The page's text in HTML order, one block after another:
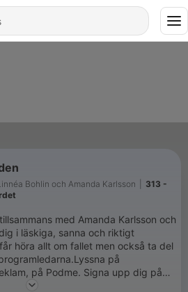
Bohlin och Amanda Karlsson
313 -
med Amanda Karlsson och
i läskiga, sanna och riktigt
höra allt om fallet men också ta del
på
på Podme. Signa upp dig på
dagarna är gratis. Ladda sedan ner